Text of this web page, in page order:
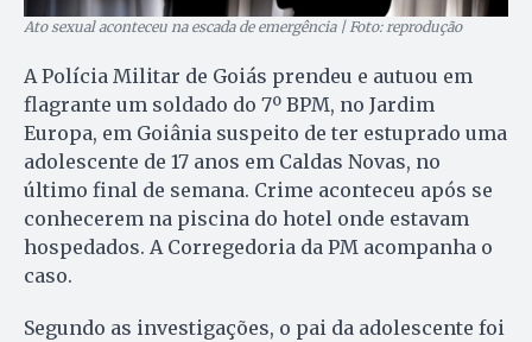
Ato sexual aconteceu na escada de emergência | Foto: reprodução
A Polícia Militar de Goiás prendeu e autuou em
flagrante um soldado do 7º BPM, no Jardim
Europa, em Goiânia suspeito de ter estuprado uma
adolescente de 17 anos em Caldas Novas, no
último final de semana. Crime aconteceu após se
conhecerem na piscina do hotel onde estavam
hospedados. A Corregedoria da PM acompanha o
caso.
Segundo as investigações, o pai da adolescente foi